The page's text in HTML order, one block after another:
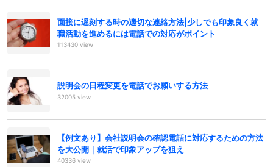
面接に遅刻する時の適切な連絡方法|少しでも印象良く就
職活動を進めるには電話での対応がポイント
113430 view
説明会の日程変更を電話でお願いする方法
32005 view
【例文あり】会社説明会の確認電話に対応するための方法
を大公開｜就活で印象アップを狙え
40336 view